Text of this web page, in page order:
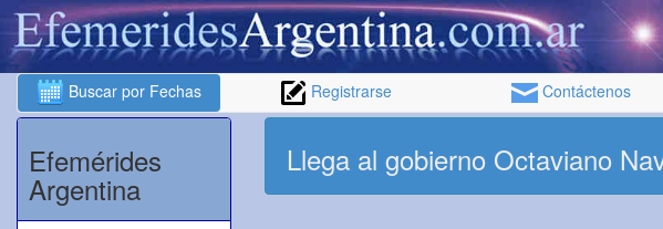
Buscar por Fechas Registrarse Contáctenos
Efemérides
Argentina
Llega al gobierno Octaviano